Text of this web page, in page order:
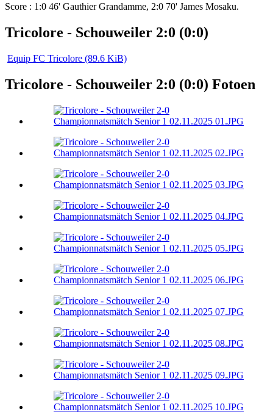
Score : 1:0 46' Gauthier Grandamme, 2:0 70' James Mosaku.
Tricolore - Schouweiler 2:0 (0:0)
Equip FC Tricolore (89.6 KiB)
Tricolore - Schouweiler 2:0 (0:0) Fotoen